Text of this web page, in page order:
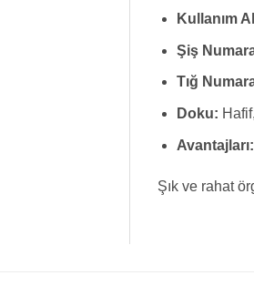
Kullanım
Şiş
Tığ
Doku:
Avantajları:
Şık ve rahat